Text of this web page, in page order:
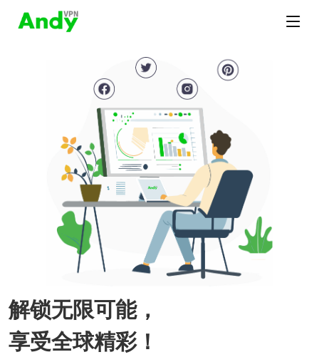
解锁无限可能，
享受全球精彩！